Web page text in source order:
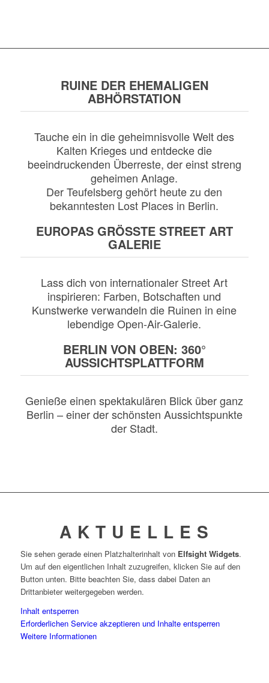
RUINE DER EHEMALIGEN
ABHÖRSTATION
Tauche ein in die geheimnisvolle Welt des
Kalten Krieges und entdecke die
beeindruckenden Überreste, der einst streng
geheimen Anlage.
Der Teufelsberg gehört heute zu den
bekanntesten Lost Places in Berlin.
EUROPAS GRÖSSTE STREET ART
GALERIE
Lass dich von internationaler Street Art
inspirieren: Farben, Botschaften und
Kunstwerke verwandeln die Ruinen in eine
lebendige Open-Air-Galerie.
BERLIN VON OBEN: 360°
AUSSICHTSPLATTFORM
Genieße einen spektakulären Blick über ganz
Berlin – einer der schönsten Aussichtspunkte
der Stadt.
A K T U E L L E S
Sie sehen gerade einen Platzhalterinhalt von Elfsight Widgets.
Um auf den eigentlichen Inhalt zuzugreifen, klicken Sie auf den
Button unten. Bitte beachten Sie, dass dabei Daten an
Drittanbieter weitergegeben werden.
Inhalt entsperren
Erforderlichen Service akzeptieren und Inhalte entsperren
Weitere Informationen